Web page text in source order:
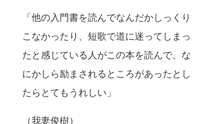
「他の入門書を読んでなんだかしっくり
こなかったり、短歌で道に迷ってしまっ
たと感じている人がこの本を読んで、な
にかしら励まされるところがあったとし
たらとてもうれしい」
（我妻俊樹）